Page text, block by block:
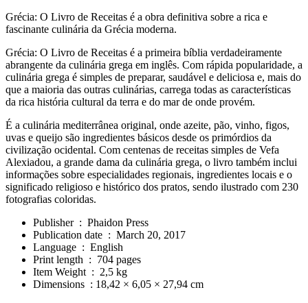
Grécia: O Livro de Receitas é a obra definitiva sobre a rica e
fascinante culinária da Grécia moderna.
Grécia: O Livro de Receitas é a primeira bíblia verdadeiramente
abrangente da culinária grega em inglês. Com rápida popularidade, a
culinária grega é simples de preparar, saudável e deliciosa e, mais do
que a maioria das outras culinárias, carrega todas as características
da rica história cultural da terra e do mar de onde provém.
É a culinária mediterrânea original, onde azeite, pão, vinho, figos,
uvas e queijo são ingredientes básicos desde os primórdios da
civilização ocidental. Com centenas de receitas simples de Vefa
Alexiadou, a grande dama da culinária grega, o livro também inclui
informações sobre especialidades regionais, ingredientes locais e o
significado religioso e histórico dos pratos, sendo ilustrado com 230
fotografias coloridas.
Publisher ‏ : ‎ Phaidon Press
Publication date ‏ : ‎ March 20, 2017
Language ‏ : ‎ English
Print length ‏ : ‎ 704 pages
Item Weight ‏ : ‎ 2,5 kg
Dimensions ‏ : ‎ 18,42 × 6,05 × 27,94 cm